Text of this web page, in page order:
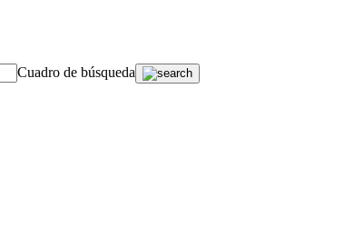
Cuadro de búsqueda